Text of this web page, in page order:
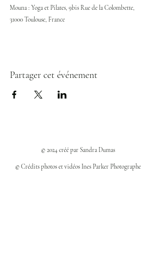
Mouna : Yoga et Pilates, 9bis Rue de la Colombette,
31000 Toulouse, France
Partager cet événement
© 2024 créé par Sandra Dumas
© Crédits photos et vidéos Ines Parker Photographe